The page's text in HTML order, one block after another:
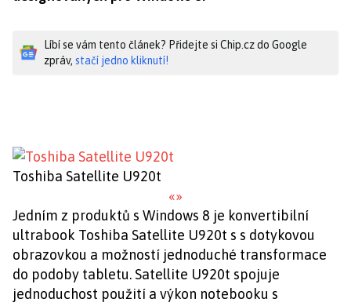
Líbí se vám tento článek? Přidejte si Chip.cz do Google
zpráv, stačí jedno kliknutí!
Toshiba Satellite U920t
«»
Jedním z produktů s Windows 8 je konvertibilní
ultrabook Toshiba Satellite U920t s s dotykovou
obrazovkou a možností jednoduché transformace
do podoby tabletu. Satellite U920t spojuje
jednoduchost použití a výkon notebooku s